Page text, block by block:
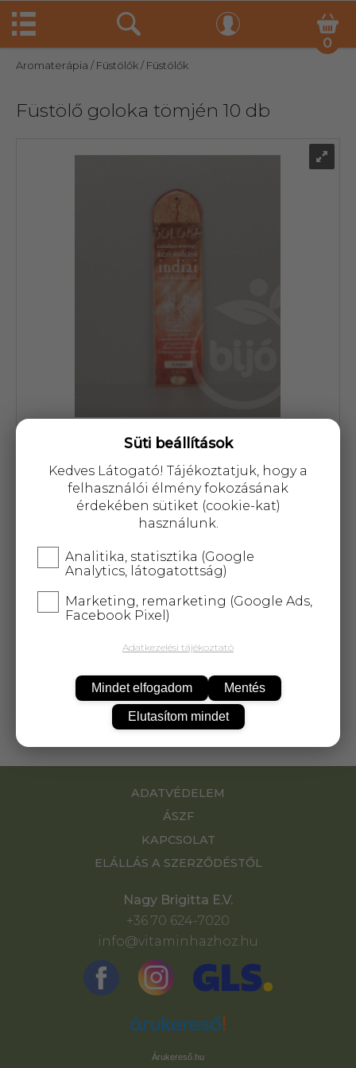
0
Aromaterápia / Füstölők/ Füstölők
Füstölő goloka tömjén 10 db
Cikkszám: 42796
929 Ft
Lazító és stresszoldó illat, mely tértisztításra
különösen hatásos.
ADATVÉDELEM
ÁSZF
KAPCSOLAT
ELÁLLÁS A SZERZŐDÉSTŐL
Nagy Brigitta E.V.
+36 70 624-7020
info@vitaminhazhoz.hu
Árukereső.hu
Süti beállítások
Kedves Látogató! Tájékoztatjuk, hogy a
felhasználói élmény fokozásának
érdekében sütiket (cookie-kat)
használunk.
Analitika, statisztika (Google
Analytics, látogatottság)
Marketing, remarketing (Google Ads,
Facebook Pixel)
Adatkezelési tájékoztató
Mindet elfogadom Mentés
Elutasítom mindet